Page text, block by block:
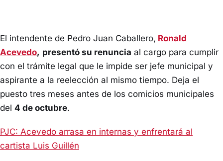
El intendente de Pedro Juan Caballero, Ronald
Acevedo, presentó su renuncia al cargo para cumplir
con el trámite legal que le impide ser jefe municipal y
aspirante a la reelección al mismo tiempo. Deja el
puesto tres meses antes de los comicios municipales
del 4 de octubre.
PJC: Acevedo arrasa en internas y enfrentará al
cartista Luis Guillén